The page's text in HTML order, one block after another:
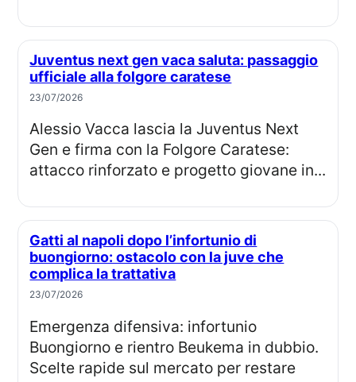
Juventus next gen vaca saluta: passaggio
ufficiale alla folgore caratese
23/07/2026
Alessio Vacca lascia la Juventus Next
Gen e firma con la Folgore Caratese:
attacco rinforzato e progetto giovane in...
Gatti al napoli dopo l’infortunio di
buongiorno: ostacolo con la juve che
complica la trattativa
23/07/2026
Emergenza difensiva: infortunio
Buongiorno e rientro Beukema in dubbio.
Scelte rapide sul mercato per restare